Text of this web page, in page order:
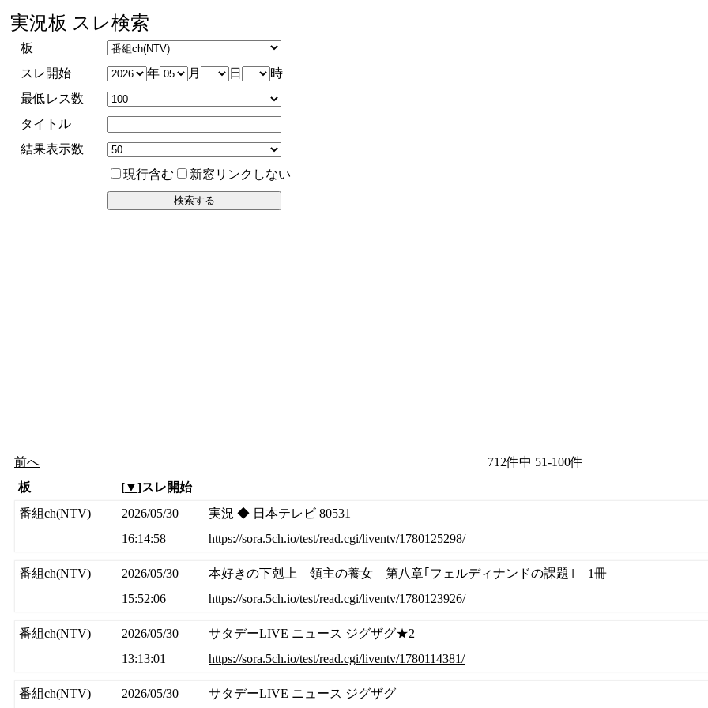
実況板 スレ検索
板
スレ開始
年 月 日
時
最低レス数
タイトル
結果表示数
現行含む
新窓リンクしない
前へ
712件中 51-100件
板
[▼]スレ開始
番組ch(NTV)
2026/05/30
16:14:58
実況 ◆ 日本テレビ 80531
https://sora.5ch.io/test/read.cgi/liventv/1780125298/
番組ch(NTV)
2026/05/30
15:52:06
本好きの下剋上 領主の養女 第八章｢フェルディナンドの課題｣ 1冊
https://sora.5ch.io/test/read.cgi/liventv/1780123926/
番組ch(NTV)
2026/05/30
13:13:01
サタデーLIVE ニュース ジグザグ★2
https://sora.5ch.io/test/read.cgi/liventv/1780114381/
番組ch(NTV) 2026/05/30 サタデーLIVE ニュース ジグザグ